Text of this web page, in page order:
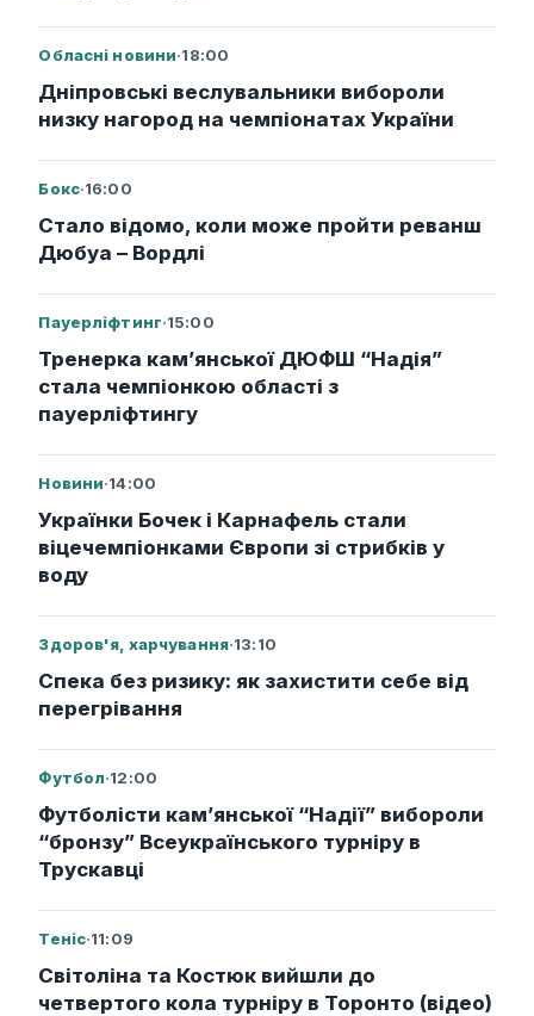
Обласні новини·18:00
Дніпровські веслувальники вибороли
низку нагород на чемпіонатах України
Бокс·16:00
Стало відомо, коли може пройти реванш
Дюбуа – Вордлі
Пауерліфтинг·15:00
Тренерка кам’янської ДЮФШ “Надія”
стала чемпіонкою області з
пауерліфтингу
Новини·14:00
Українки Бочек і Карнафель стали
віцечемпіонками Європи зі стрибків у
воду
Здоров'я, харчування·13:10
Спека без ризику: як захистити себе від
перегрівання
Футбол·12:00
Футболісти кам’янської “Надії” вибороли
“бронзу” Всеукраїнського турніру в
Трускавці
Теніс·11:09
Світоліна та Костюк вийшли до
четвертого кола турніру в Торонто (відео)